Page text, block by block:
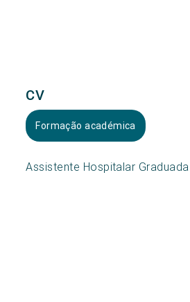
CV
Formação académica
Assistente Hospitalar Graduada